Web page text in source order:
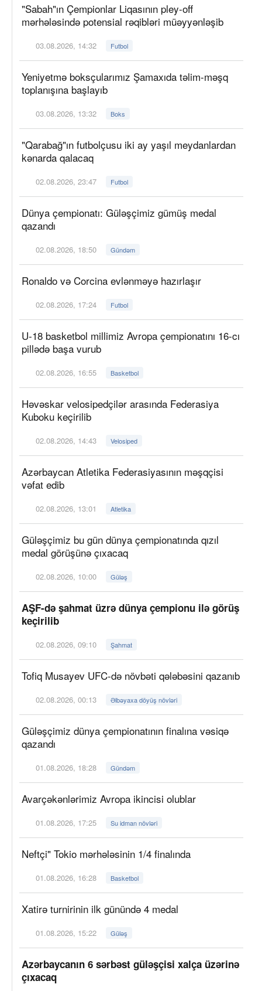
"Sabah"ın Çempionlar Liqasının pley-off
mərhələsində potensial rəqibləri müəyyənləşib
03.08.2026, 14:32 Futbol
Yeniyetmə boksçularımız Şamaxıda təlim-məşq
toplanışına başlayıb
03.08.2026, 13:32 Boks
"Qarabağ"ın futbolçusu iki ay yaşıl meydanlardan
kənarda qalacaq
02.08.2026, 23:47 Futbol
Dünya çempionatı: Güləşçimiz gümüş medal
qazandı
02.08.2026, 18:50 Gündəm
Ronaldo və Corcina evlənməyə hazırlaşır
02.08.2026, 17:24 Futbol
U-18 basketbol millimiz Avropa çempionatını 16-cı
pillədə başa vurub
02.08.2026, 16:55 Basketbol
Həvəskar velosipedçilər arasında Federasiya
Kuboku keçirilib
02.08.2026, 14:43 Velosiped
Azərbaycan Atletika Federasiyasının məşqçisi
vəfat edib
02.08.2026, 13:01 Atletika
Güləşçimiz bu gün dünya çempionatında qızıl
medal görüşünə çıxacaq
02.08.2026, 10:00 Güləş
AŞF-də şahmat üzrə dünya çempionu ilə görüş
keçirilib
02.08.2026, 09:10 Şahmat
Tofiq Musayev UFC-də növbəti qələbəsini qazanıb
02.08.2026, 00:13 Əlbəyaxa döyüş növləri
Güləşçimiz dünya çempionatının finalına vəsiqə
qazandı
01.08.2026, 18:28 Gündəm
Avarçəkənlərimiz Avropa ikincisi olublar
01.08.2026, 17:25 Su idman növləri
Neftçi" Tokio mərhələsinin 1/4 finalında
01.08.2026, 16:28 Basketbol
Xatirə turnirinin ilk günündə 4 medal
01.08.2026, 15:22 Güləş
Azərbaycanın 6 sərbəst güləşçisi xalça üzərinə
çıxacaq